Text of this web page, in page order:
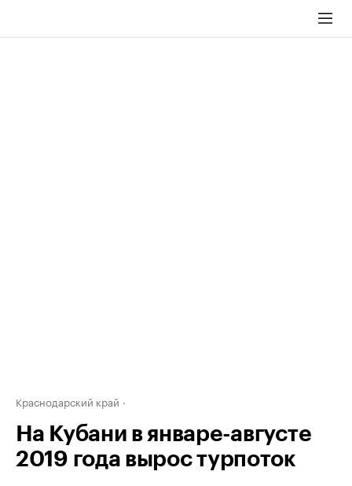
Краснодарский край
На Кубани в январе-августе
2019 года вырос турпоток